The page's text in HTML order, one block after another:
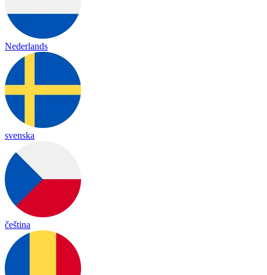
Nederlands
svenska
čeština